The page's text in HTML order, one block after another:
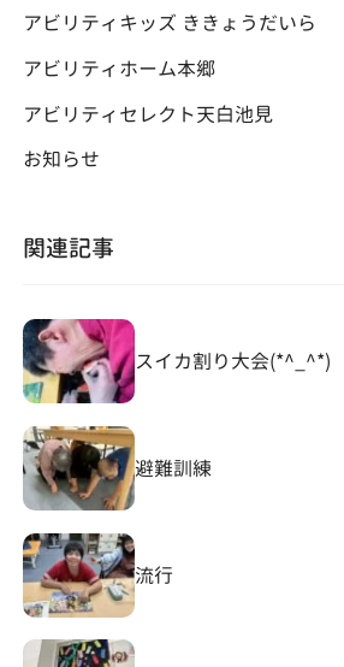
アビリティキッズ ききょうだいら
アビリティホーム本郷
アビリティセレクト天白池見
お知らせ
関連記事
スイカ割り大会(*^_^*)
避難訓練
流行